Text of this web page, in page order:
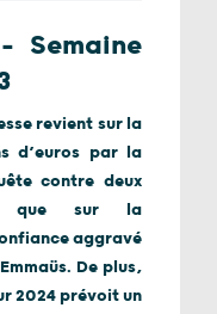
Semaine
revient sur la
d’euros par la
contre deux
que sur la
aggravé
De plus,
2024 prévoit un